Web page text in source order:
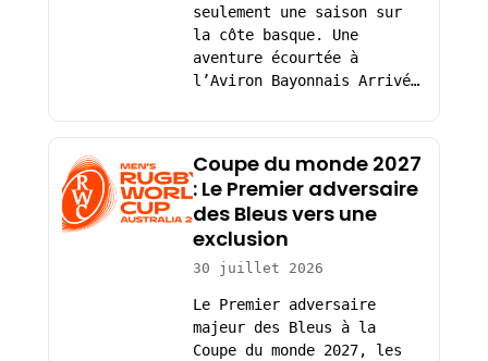
seulement une saison sur
la côte basque. Une
aventure écourtée à
l’Aviron Bayonnais Arrivé…
Coupe du monde 2027
: Le Premier adversaire
des Bleus vers une
exclusion
30 juillet 2026
Le Premier adversaire
majeur des Bleus à la
Coupe du monde 2027, les